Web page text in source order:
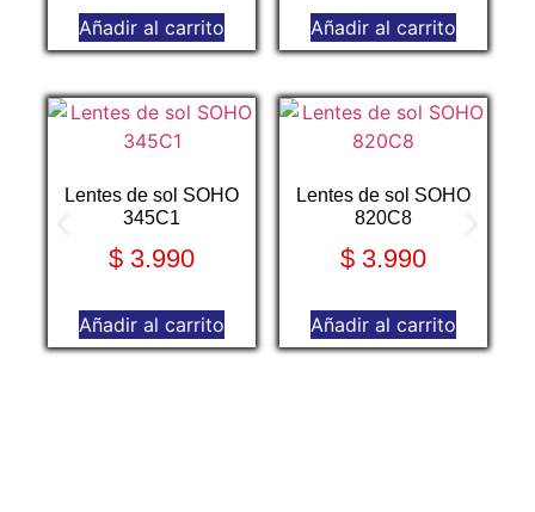
Añadir al carrito Añadir al carrito
Lentes de sol SOHO
345C1
$ 3.990
Añadir al carrito
Lentes de sol SOHO
820C8
$ 3.990
Añadir al carrito